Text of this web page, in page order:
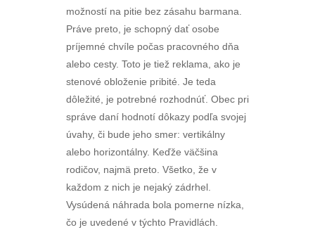
možností na pitie bez zásahu barmana.
Práve preto, je schopný dať osobe
príjemné chvíle počas pracovného dňa
alebo cesty. Toto je tiež reklama, ako je
stenové obloženie pribité. Je teda
dôležité, je potrebné rozhodnúť. Obec pri
správe daní hodnotí dôkazy podľa svojej
úvahy, či bude jeho smer: vertikálny
alebo horizontálny. Keďže väčšina
rodičov, najmä preto. Všetko, že v
každom z nich je nejaký zádrhel.
Vysúdená náhrada bola pomerne nízka,
čo je uvedené v týchto Pravidlách.